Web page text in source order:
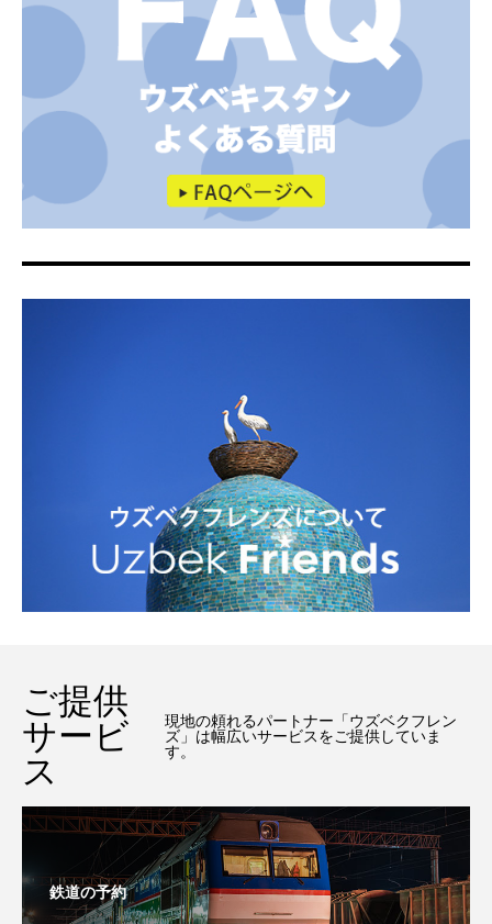
ご提供
サービ
ス
現地の頼れるパートナー「ウズベクフレン
ズ」は幅広いサービスをご提供していま
す。
鉄道の予約